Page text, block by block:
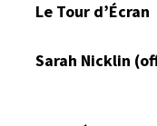
Le Tour d’Écran
Sarah Nicklin